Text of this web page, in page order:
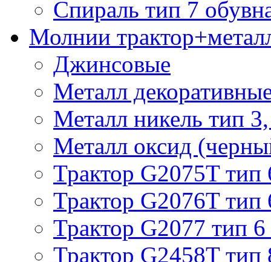
Спираль тип 7
Молнии
Джинсовые
Металл
Металл никель тип
Металл оксид
Трактор G2075T тип
Трактор G2076T тип
Трактор G2077 тип 6
Трактор G2458T тип